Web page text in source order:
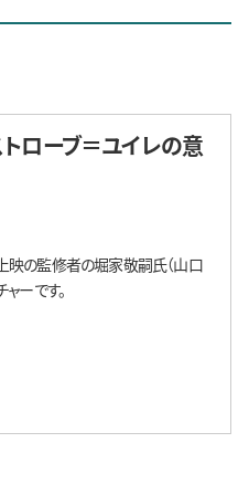
ローブ＝ユイレの意
の監修者の堀家敬嗣氏（山口
ーです。